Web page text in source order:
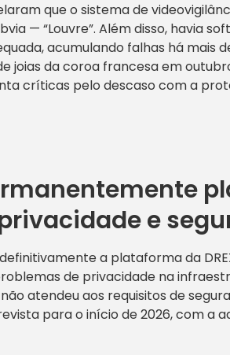
que o sistema de
— “Louvre”. Além disso, havia
acumulando falhas há mais
joias da coroa francesa em
críticas pelo descaso com a
e
a plataforma da
de privacidade na
atendeu aos requisitos de
para o início de 2026, com a